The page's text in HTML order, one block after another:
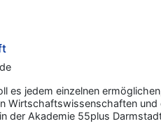
es jedem einzelnen
Wirtschaftswissenschaften
der Akademie 55plus